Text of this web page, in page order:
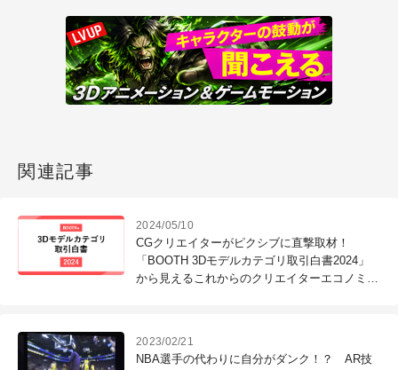
関連記事
2024/05/10
CGクリエイターがピクシブに直撃取材！
「BOOTH 3Dモデルカテゴリ取引白書2024」
から見えるこれからのクリエイターエコノミー
2023/02/21
NBA選手の代わりに自分がダンク！？ AR技